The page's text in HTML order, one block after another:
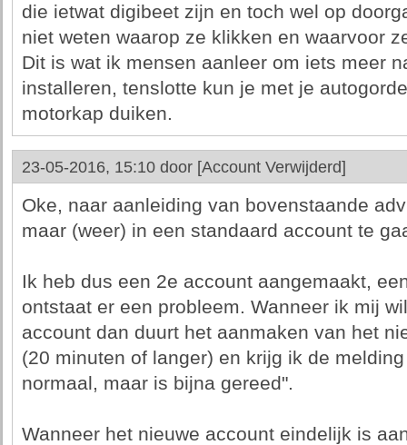
die ietwat digibeet zijn en toch wel op
niet weten waarop ze klikken en waarvoor
Dit is wat ik mensen aanleer om iets meer
installeren, tenslotte kun je met je
motorkap duiken.
23-05-2016, 15:10 door [Account Verwijderd]
Oke, naar aanleiding van bovenstaande
maar (weer) in een standaard account te
Ik heb dus een 2e account aangemaakt,
ontstaat er een probleem. Wanneer ik mij
account dan duurt het aanmaken van het
(20 minuten of langer) en krijg ik de
normaal, maar is bijna gereed".
Wanneer het nieuwe account eindelijk is